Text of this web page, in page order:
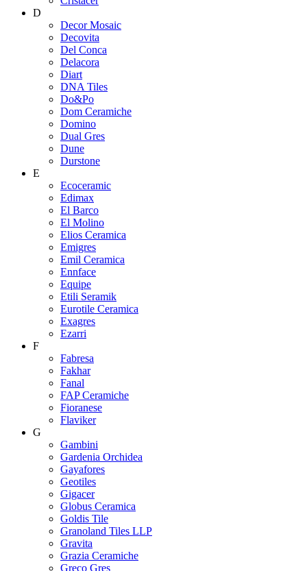
D
Decor Mosaic
Decovita
Del Conca
Delacora
Diart
DNA Tiles
Do&Po
Dom Ceramiche
Domino
Dual Gres
Dune
Durstone
E
Ecoceramic
Edimax
El Barco
El Molino
Elios Ceramica
Emigres
Emil Ceramica
Ennface
Equipe
Etili Seramik
Eurotile Ceramica
Exagres
Ezarri
F
Fabresa
Fakhar
Fanal
FAP Ceramiche
Fioranese
Flaviker
G
Gambini
Gardenia Orchidea
Gayafores
Geotiles
Gigacer
Globus Ceramica
Goldis Tile
Granoland Tiles LLP
Gravita
Grazia Ceramiche
Greco Gres